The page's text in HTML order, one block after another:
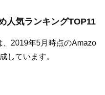
人気ランキングTOP11
、2019年5月時点のAmazo
しています。